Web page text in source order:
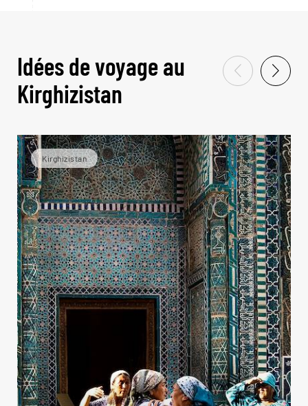
Idées de voyage au
Kirghizistan
Kirghizistan